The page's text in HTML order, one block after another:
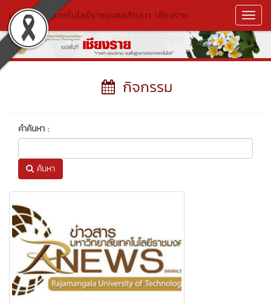
มหาวิทยาลัยเทคโนโลยีราชมงคลล้านนา เชียงราย
กิจกรรม
คำค้นหา :
ค้นหา